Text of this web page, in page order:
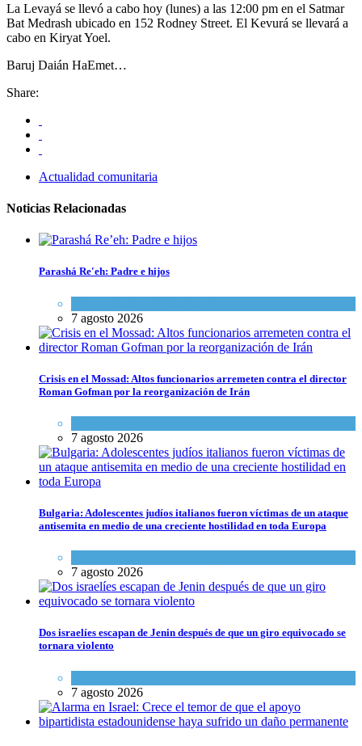
La Levayá se llevó a cabo hoy (lunes) a las 12:00 pm en el Satmar
Bat Medrash ubicado en 152 Rodney Street. El Kevurá se llevará a
cabo en Kiryat Yoel.
Baruj Daián HaEmet…
Share:
Actualidad comunitaria
Noticias Relacionadas
Parashá Re'eh: Padre e hijos
7 agosto 2026
Crisis en el Mossad: Altos funcionarios arremeten contra el director
Roman Gofman por la reorganización de Irán
7 agosto 2026
Bulgaria: Adolescentes judíos italianos fueron víctimas de un ataque
antisemita en medio de una creciente hostilidad en toda Europa
7 agosto 2026
Dos israelíes escapan de Jenin después de que un giro equivocado se
tornara violento
7 agosto 2026